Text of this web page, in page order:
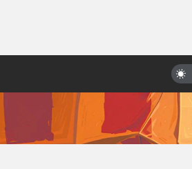
«Звёздным войнам»